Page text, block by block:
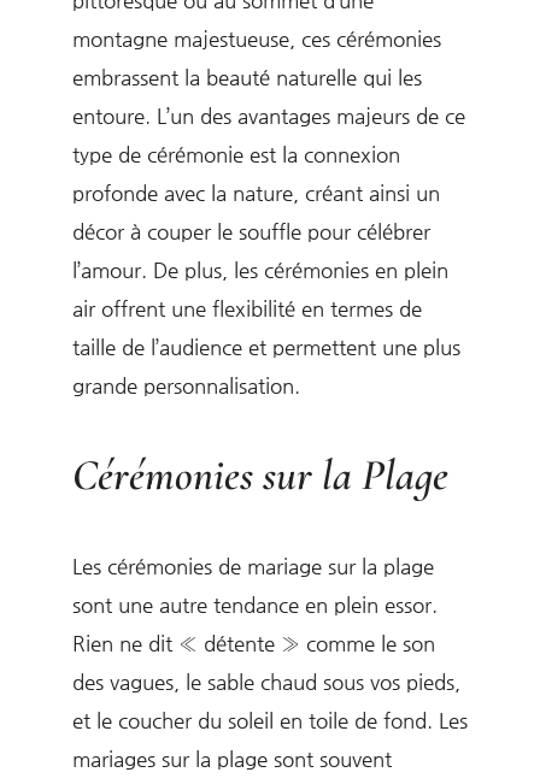
montagne majestueuse, ces cérémonies
embrassent la beauté naturelle qui les
entoure. L’un des avantages majeurs de ce
type de cérémonie est la connexion
profonde avec la nature, créant ainsi un
décor à couper le souffle pour célébrer
l’amour. De plus, les cérémonies en plein
air offrent une flexibilité en termes de
taille de l’audience et permettent une plus
grande personnalisation.
Cérémonies sur la Plage
Les cérémonies de mariage sur la plage
sont une autre tendance en plein essor.
Rien ne dit « détente » comme le son
des vagues, le sable chaud sous vos pieds,
et le coucher du soleil en toile de fond. Les
mariages sur la plage sont souvent